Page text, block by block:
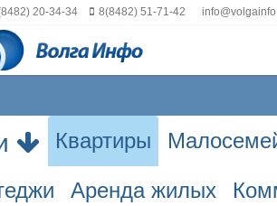
20-34-34 8(8482) 51-71-42
Квартиры
Аренда жилых